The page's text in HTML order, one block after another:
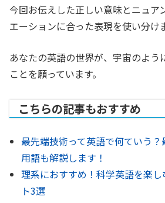
今回お伝えした正しい意味とニュア
エーションに合った表現を使い分け
あなたの英語の世界が、宇宙のよう
ことを願っています。
こちらの記事もおすすめ
最先端技術って英語で何ていう
用語も解説します！
理系におすすめ！科学英語を楽
ト3選